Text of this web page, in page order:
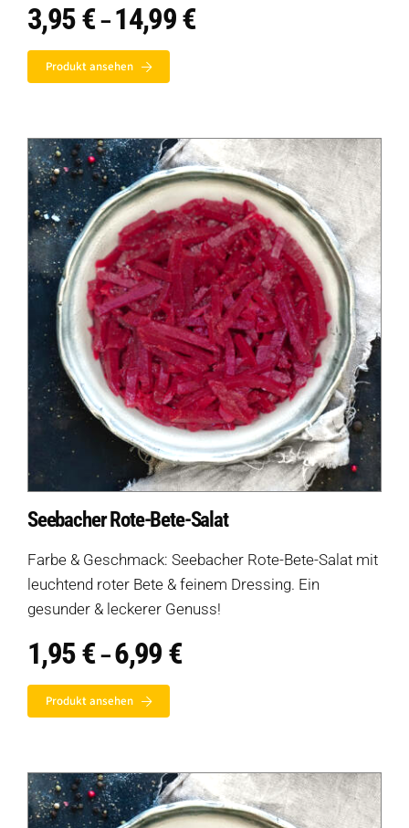
3,95€ – 14,99€Preisspanne:
3,95 €
Produkt ansehen
Seebacher Rote-Bete-Salat
Farbe & Geschmack: Seebacher Rote-Bete-Salat mit
leuchtend roter Bete & feinem Dressing. Ein
gesunder & leckerer Genuss!
1,95€ –6,99 €Preisspanne:
1,95 €
Produkt ansehen